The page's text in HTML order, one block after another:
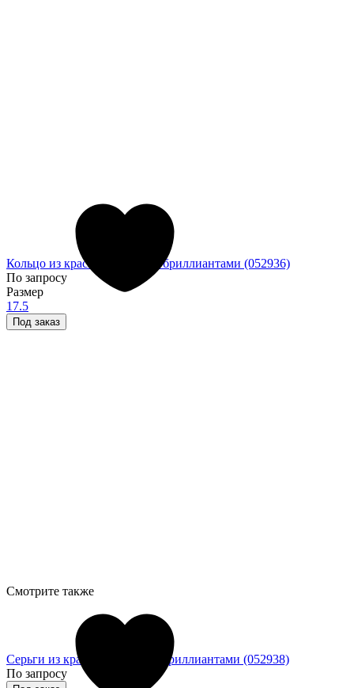
Кольцо из красного золота с бриллиантами (052936)
По запросу
Размер
17.5
Под заказ
Серьги из красного золота с бриллиантами (052938)
По запросу
Смотрите также